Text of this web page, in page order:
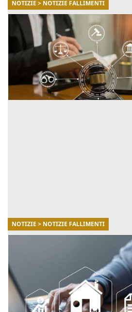
NOTIZIE > NOTIZIE FALLIMENTI
13/11/2025
Guida completa alle aste
(2025)
Come funzionano, dove trovarle
NOTIZIE > NOTIZIE FALLIMENTI
Fallimenti.it: il punto di
monitorare le aste
Fallimenti.it, il portale leader in
consultazione di aste
liquidazioni. [...]